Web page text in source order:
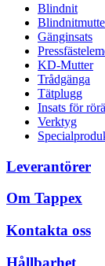
Blindnit
Gänginsats
KD-Mutter
Trådgänga
Tätplugg
Insats för
Verktyg
Leverantörer
Om Tappex
Kontakta oss
Hållbarhet